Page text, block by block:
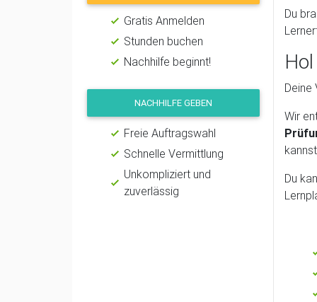
Gratis Anmelden
Stunden buchen
Nachhilfe beginnt!
NACHHILFE GEBEN
Freie Auftragswahl
Schnelle Vermittlung
Unkompliziert und
zuverlässig
Du
Deine
Wir
Du